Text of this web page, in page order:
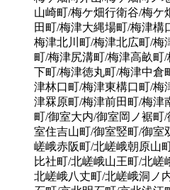
山崎町/梅ケ畑行衛谷/梅ケ
田町/梅津大縄場町/梅津構
梅津北川町/梅津北広町/梅
町/梅津尻溝町/梅津高畝町
下町/梅津徳丸町/梅津中倉
津林口町/梅津東構口町/梅
津罧原町/梅津前田町/梅津
町/御室大内/御室岡ノ裾町
室住吉山町/御室竪町/御室
嵯峨赤阪町/北嵯峨朝原山
比社町/北嵯峨山王町/北
北嵯峨八丈町/北嵯峨洞ノ